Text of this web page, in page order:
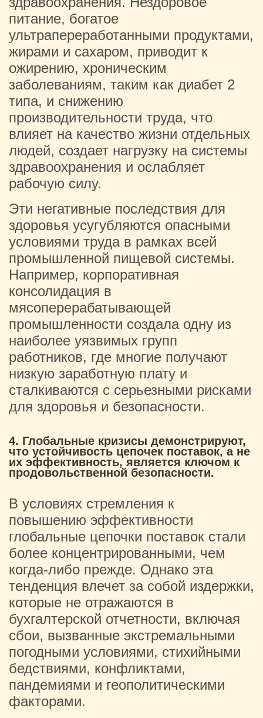
питание, богатое
ультрапереработанными продуктами,
жирами и сахаром, приводит к
ожирению, хроническим
заболеваниям, таким как диабет 2
типа, и снижению
производительности труда, что
влияет на качество жизни отдельных
людей, создает нагрузку на системы
здравоохранения и ослабляет
рабочую силу.
Эти негативные последствия для
здоровья усугубляются опасными
условиями труда в рамках всей
промышленной пищевой системы.
Например, корпоративная
консолидация в
мясоперерабатывающей
промышленности создала одну из
наиболее уязвимых групп
работников, где многие получают
низкую заработную плату и
сталкиваются с серьезными рисками
для здоровья и безопасности.
4. Глобальные кризисы демонстрируют,
что устойчивость цепочек поставок, а не
их эффективность, является ключом к
продовольственной безопасности.
В условиях стремления к
повышению эффективности
глобальные цепочки поставок стали
более концентрированными, чем
когда-либо прежде. Однако эта
тенденция влечет за собой издержки,
которые не отражаются в
бухгалтерской отчетности, включая
сбои, вызванные экстремальными
погодными условиями, стихийными
бедствиями, конфликтами,
пандемиями и геополитическими
факторами.